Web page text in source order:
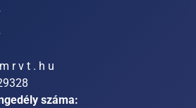
r v t . h u
száma: